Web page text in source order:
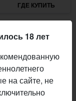
ГДЕ КУПИТЬ
18 лет
на сайте, не